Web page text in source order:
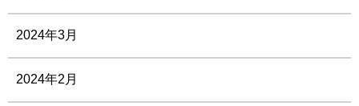
2024年3月
2024年2月